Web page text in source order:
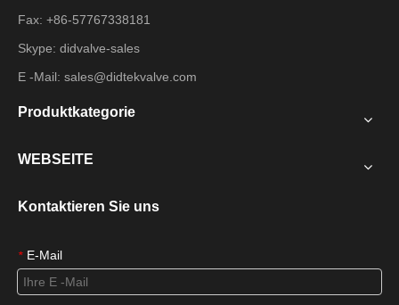
Fax: +86-57767338181
Skype: didvalve-sales
E -Mail: sales@didtekvalve.com
Produktkategorie
WEBSEITE
Kontaktieren Sie uns
* E-Mail